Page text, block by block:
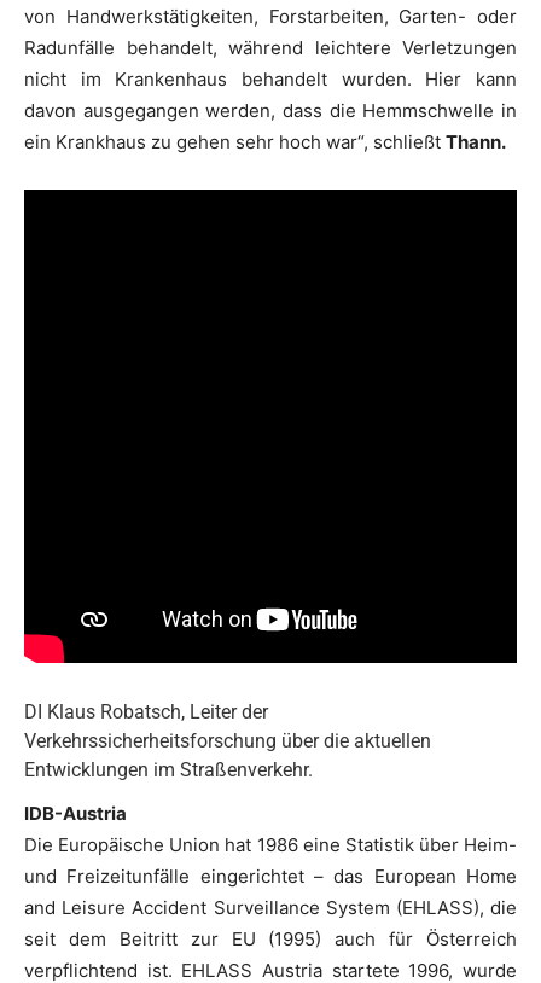
von Handwerkstätigkeiten, Forstarbeiten, Garten- oder
Radunfälle behandelt, während leichtere Verletzungen
nicht im Krankenhaus behandelt wurden. Hier kann
davon ausgegangen werden, dass die Hemmschwelle in
ein Krankhaus zu gehen sehr hoch war“, schließt Thann.
DI Klaus Robatsch, Leiter der
Verkehrssicherheitsforschung über die aktuellen
Entwicklungen im Straßenverkehr.
IDB-Austria
Die Europäische Union hat 1986 eine Statistik über Heim-
und Freizeitunfälle eingerichtet – das European Home
and Leisure Accident Surveillance System (EHLASS), die
seit dem Beitritt zur EU (1995) auch für Österreich
verpflichtend ist. EHLASS Austria startete 1996, wurde